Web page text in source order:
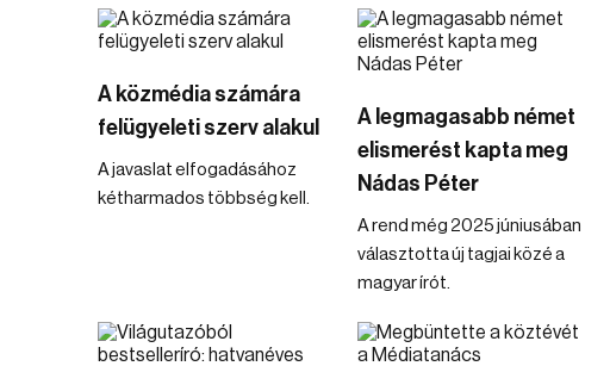
A közmédia számára
felügyeleti szerv alakul
A javaslat elfogadásához
kétharmados többség kell.
A legmagasabb német
elismerést kapta meg
Nádas Péter
A rend még 2025 júniusában
választotta új tagjai közé a
magyar írót.